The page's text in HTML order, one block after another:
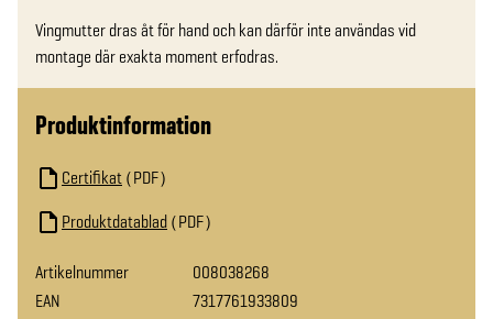
Vingmutter dras åt för hand och kan därför inte användas vid
montage där exakta moment erfodras.
Produktinformation
Certifikat PDF
Produktdatablad PDF
Artikelnummer
008038268
EAN
7317761933809